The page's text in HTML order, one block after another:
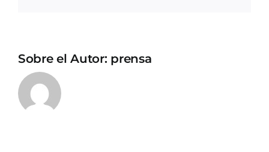
Sobre el Autor: prensa